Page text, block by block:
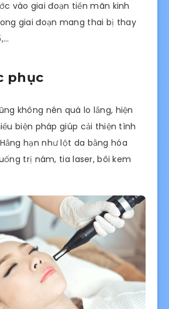
vào giai đoạn tiền mãn kinh
giai đoạn mang thai bị thay
phục
không nên quá lo lắng, hiện
biện pháp giúp cải thiện tình
hạn như lột da bằng hóa
trị nám, tia laser, bôi kem